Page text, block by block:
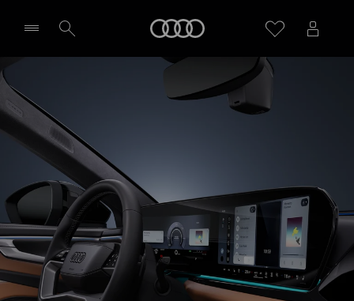
Seleziona concessionaria
Tecnologia
Richiedi un preventivo